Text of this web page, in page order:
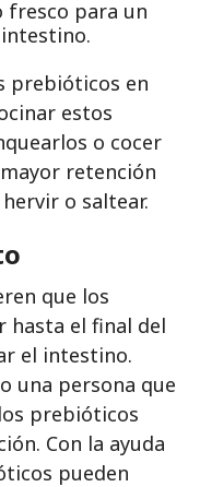
fresco para un
prebióticos en
estos
o cocer
retención
o saltear.
que los
hasta el final del
el intestino.
una persona que
prebióticos
Con la ayuda
pueden